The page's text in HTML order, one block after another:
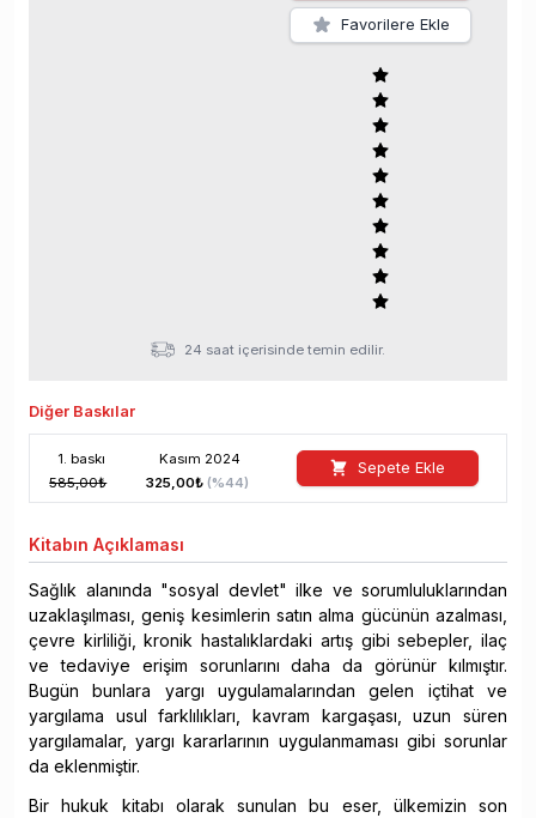
Favorilere Ekle
24 saat içerisinde temin edilir.
Diğer Baskılar
1. baskı Kasım 2024
585,00₺ 325,00₺ (%44)
Sepete Ekle
Kitabın Açıklaması
Sağlık alanında "sosyal devlet" ilke ve sorumluluklarından
uzaklaşılması, geniş kesimlerin satın alma gücünün azalması,
çevre kirliliği, kronik hastalıklardaki artış gibi sebepler, ilaç
ve tedaviye erişim sorunlarını daha da görünür kılmıştır.
Bugün bunlara yargı uygulamalarından gelen içtihat ve
yargılama usul farklılıkları, kavram kargaşası, uzun süren
yargılamalar, yargı kararlarının uygulanmaması gibi sorunlar
da eklenmiştir.
Bir hukuk kitabı olarak sunulan bu eser, ülkemizin son